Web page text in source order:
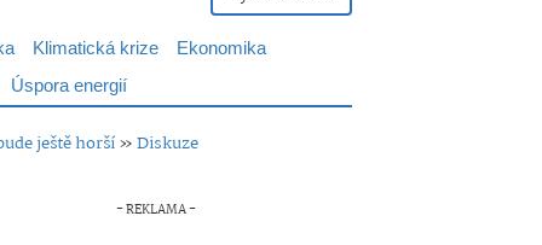
Klimatická krize
Ekonomika
Úspora energií
ještě horší»Diskuze